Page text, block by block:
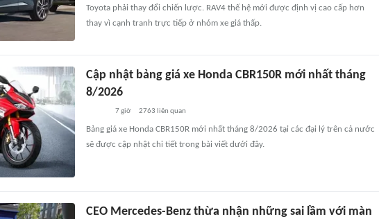
Toyota phải thay đổi chiến lược. RAV4 thế hệ mới được định vị cao cấp hơn
thay vì cạnh tranh trực tiếp ở nhóm xe giá thấp.
Cập nhật bảng giá xe Honda CBR150R mới nhất tháng
8/2026
7 giờ 2763 liên quan
Bảng giá xe Honda CBR150R mới nhất tháng 8/2026 tại các đại lý trên cả nước
sẽ được cập nhật chi tiết trong bài viết dưới đây.
CEO Mercedes-Benz thừa nhận những sai lầm với màn